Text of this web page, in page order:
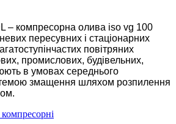
– компресорна олива iso vg 100
пересувних і стаціонарних
повітряних
промислових, будівельних,
в умовах середнього
змащення шляхом розпилення